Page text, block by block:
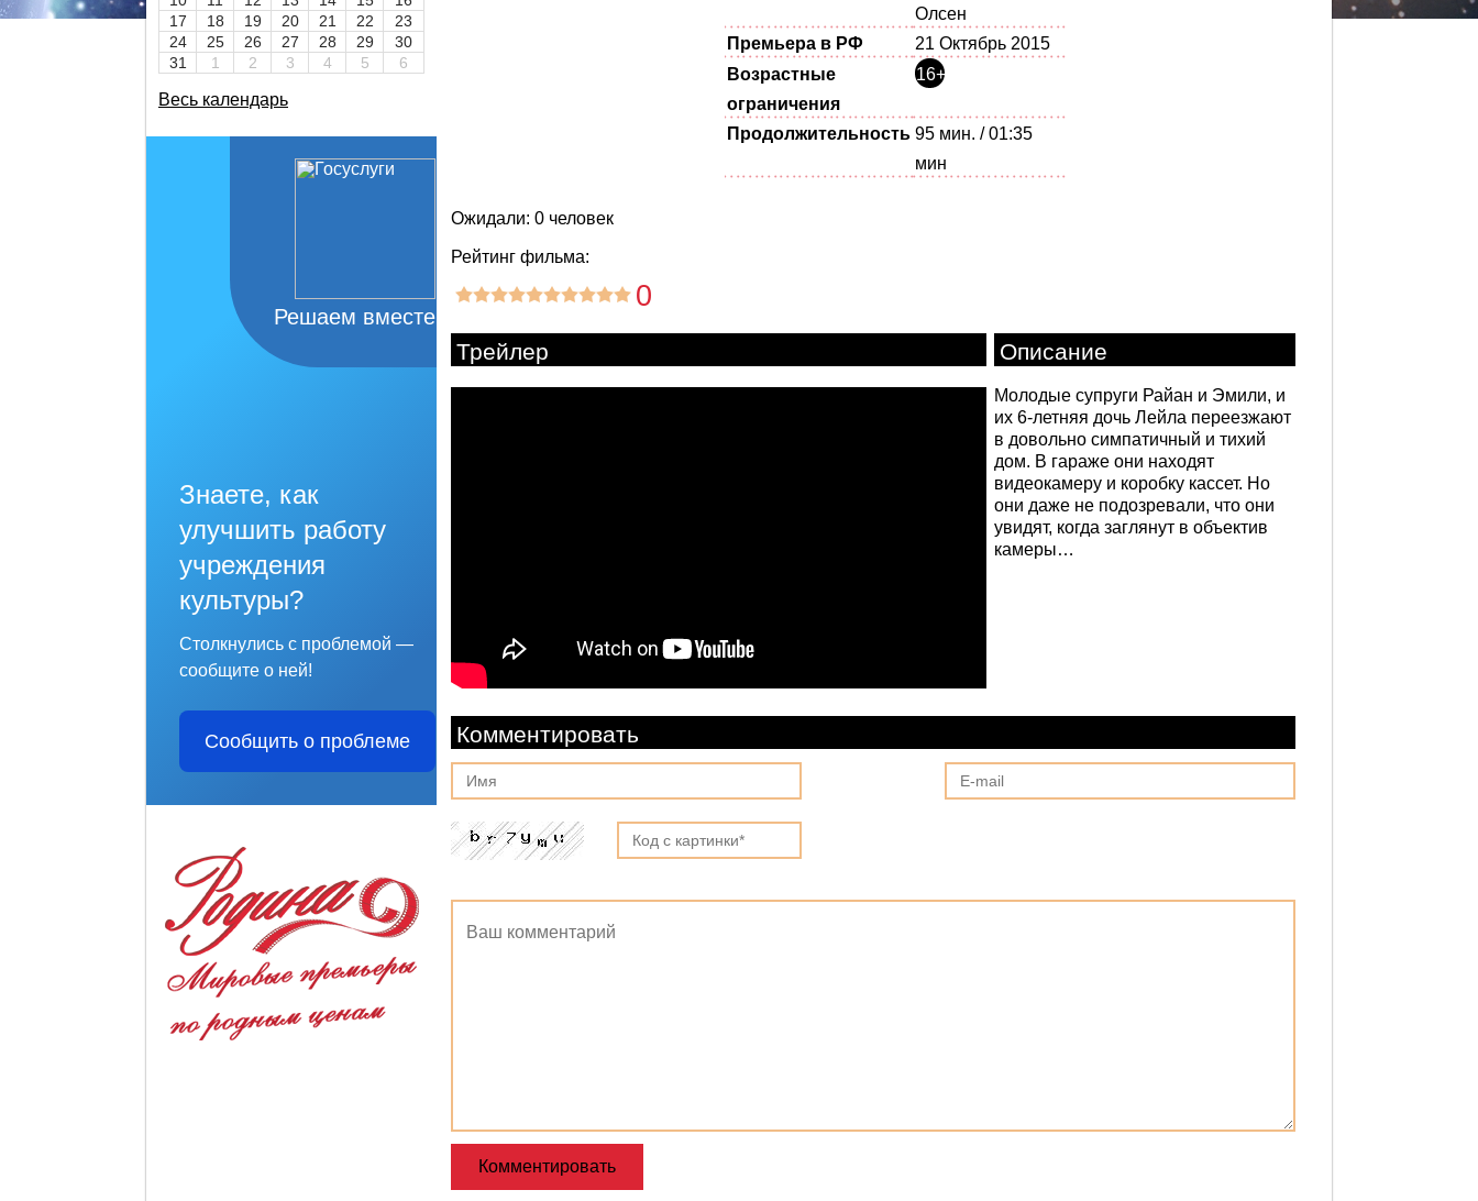
17
18 19 20 21 22
23
24
25 26 27 28 29
30
31
1 2 3 4 5 6
Весь календарь
Решаем вместе
Знаете, как
улучшить работу
учреждения
культуры?
Столкнулись с проблемой —
сообщите о ней!
Сообщить о проблеме
Олсен
Премьера в РФ
21 Октябрь 2015
Возрастные
ограничения
16+
Продолжительность 95 мин. / 01:35
мин
Ожидали: 0 человек
Рейтинг фильма:
0
Трейлер Описание
Молодые супруги Райан и Эмили, и
их 6-летняя дочь Лейла переезжают
в довольно симпатичный и тихий
дом. В гараже они находят
видеокамеру и коробку кассет. Но
они даже не подозревали, что они
увидят, когда заглянут в объектив
камеры…
Комментировать